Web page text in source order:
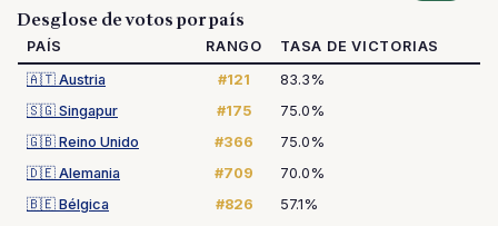
Desglose de votos por país
PAÍS RANGO
TASA DE VICTORIAS
🇦🇹 Austria #121
83.3%
🇸🇬 Singapur #175
75.0%
🇬🇧 Reino Unido #366
75.0%
🇩🇪 Alemania #709
70.0%
🇧🇪 Bélgica #826
57.1%